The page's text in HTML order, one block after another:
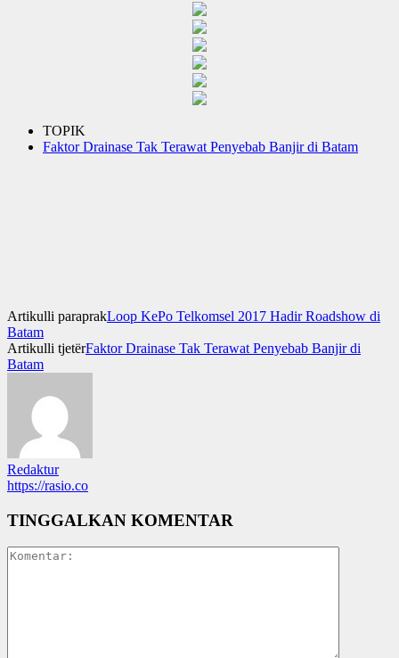
TOPIK
Faktor Drainase Tak Terawat Penyebab Banjir di Batam
Artikulli paraprakLoop KePo Telkomsel 2017 Hadir Roadshow di
Batam
Artikulli tjetërFaktor Drainase Tak Terawat Penyebab Banjir di
Batam
Redaktur
https://rasio.co
TINGGALKAN KOMENTAR